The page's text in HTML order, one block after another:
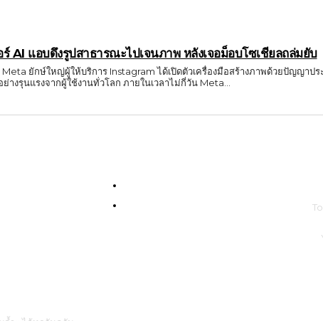
AI แอบดึงรูปสาธารณะไปเจนภาพ หลังเจอม็อบโซเชียลถล่มยับ
ยักษ์ใหญ่ผู้ให้บริการ Instagram ได้เปิดตัวเครื่องมือสร้างภาพด้วยปัญญาป
างรุนแรงจากผู้ใช้งานทั่วโลก ภายในเวลาไม่กี่วัน Meta...